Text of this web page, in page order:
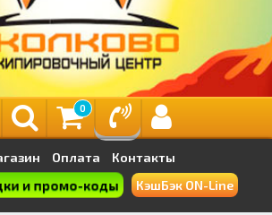
0
Оплата
Контакты
и промо-коды КэшБэк ON-Line